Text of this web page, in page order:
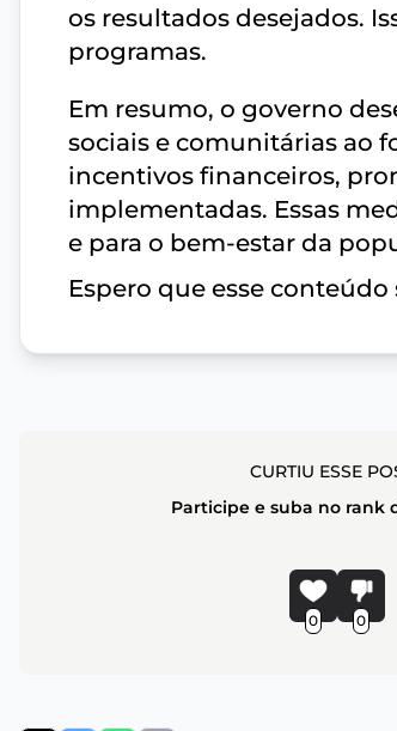
os resultados desejados.
programas.
Em resumo, o governo
sociais e comunitárias ao
incentivos financeiros,
implementadas. Essas
e para o bem-estar da
Espero que esse
CURTIU ESSE
Participe e suba no rank
0 0